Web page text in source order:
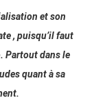
et son
, puisqu’il faut
Partout dans le
quant à sa